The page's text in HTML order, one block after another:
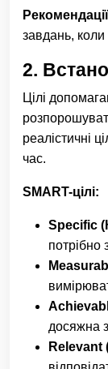
завдань, коли
2.
Цілі
реалістичні
час.
SMART-цілі:
Specific
потрібно
досяжна
Relevant